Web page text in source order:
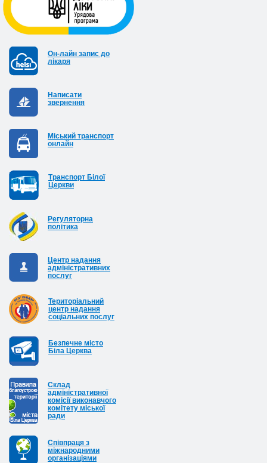
Он-лайн запис до
лікаря
Написати
звернення
Міський транспорт
онлайн
Транспорт Білої
Церкви
Регуляторна
політика
Центр надання
адміністративних
послуг
Територіальний
центр надання
соціальних послуг
Безпечне місто
Біла Церква
Cклад
адміністративної
комісії виконавчого
комітету міської
ради
Співпраця з
міжнародними
організаціями